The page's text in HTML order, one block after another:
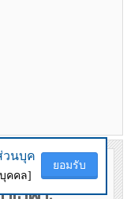
วนบุค
คคล]
ยอมรับ
วนบุค
คคล]
ยอมรับ